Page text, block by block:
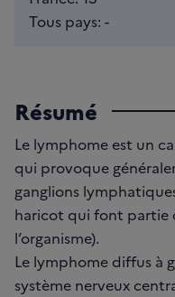
Tous pays: -
Résumé
Le lymphome est un
qui provoque
ganglions
haricot qui font partie
l’organisme).
Le lymphome diffus à
système nerveux